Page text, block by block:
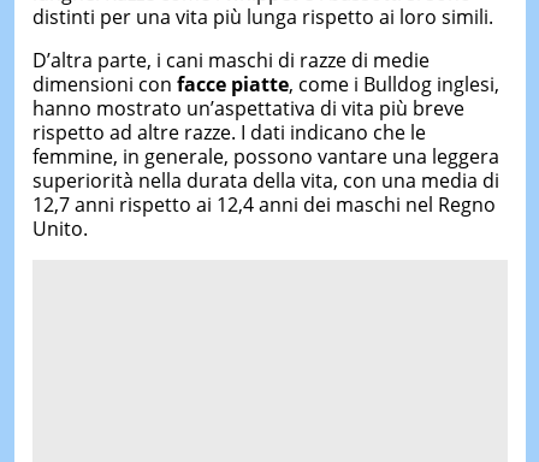
distinti per una vita più lunga rispetto ai loro simili.
D’altra parte, i cani maschi di razze di medie
dimensioni con facce piatte, come i Bulldog inglesi,
hanno mostrato un’aspettativa di vita più breve
rispetto ad altre razze. I dati indicano che le
femmine, in generale, possono vantare una leggera
superiorità nella durata della vita, con una media di
12,7 anni rispetto ai 12,4 anni dei maschi nel Regno
Unito.